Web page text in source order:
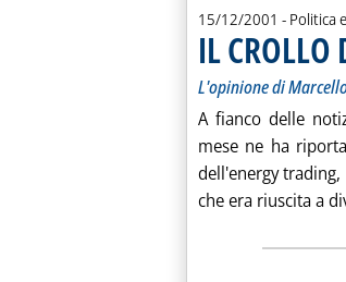
15/12/2001 - Politica
IL
L'opinione di
A fianco delle
mese ne ha
dell'energy
che era riuscita a